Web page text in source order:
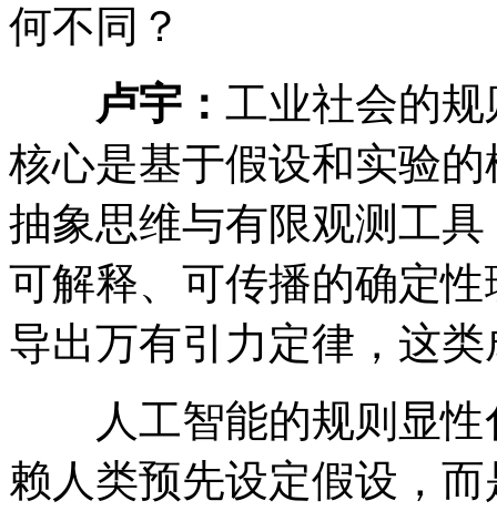
何不同？
卢宇： 工业社会的
核心是基于假设和实验
抽象思维与有限观测工
可解释、可传播的确定
导出万有引力定律，这
人工智能的规则显性
赖人类预先设定假设，